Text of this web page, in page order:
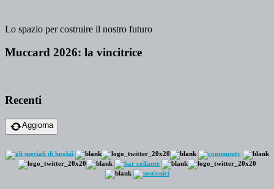
Lo spazio per costruire il nostro futuro
Muccard 2026: la vincitrice
Recenti
Aggiorna